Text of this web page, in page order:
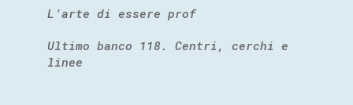
L’arte di essere prof
Ultimo banco 118. Centri, cerchi e
linee